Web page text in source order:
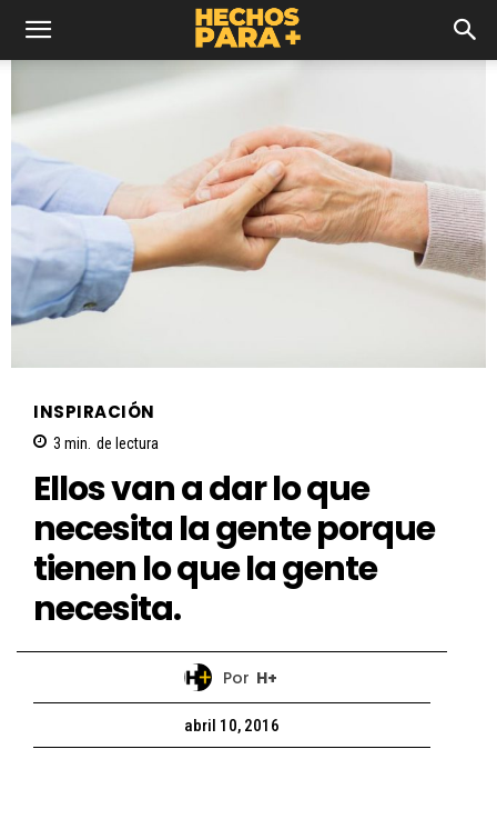
INSPIRACIÓN
3 min. de lectura
Ellos van a dar lo que
necesita la gente porque
tienen lo que la gente
necesita.
Por H+
abril 10, 2016